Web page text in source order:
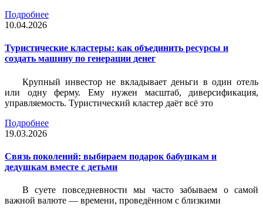
Подробнее
10.04.2026
Туристические кластеры: как объединить ресурсы и
создать машину по генерации денег
Крупный инвестор не вкладывает деньги в один отель
или одну ферму. Ему нужен масштаб, диверсификация,
управляемость. Туристический кластер даёт всё это
Подробнее
19.03.2026
Связь поколений: выбираем подарок бабушкам и
дедушкам вместе с детьми
В суете повседневности мы часто забываем о самой
важной валюте — времени, проведённом с близкими